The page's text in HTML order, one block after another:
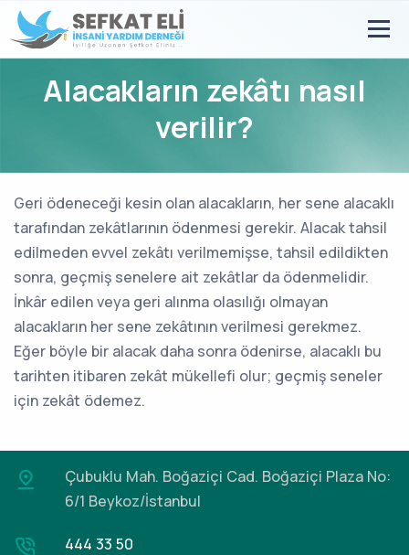
Alacakların zekâtı nasıl
verilir?
Geri ödeneceği kesin olan alacakların, her sene alacaklı
tarafından zekâtlarının ödenmesi gerekir. Alacak tahsil
edilmeden evvel zekâtı verilmemişse, tahsil edildikten
sonra, geçmiş senelere ait zekâtlar da ödenmelidir.
İnkâr edilen veya geri alınma olasılığı olmayan
alacakların her sene zekâtının verilmesi gerekmez.
Eğer böyle bir alacak daha sonra ödenirse, alacaklı bu
tarihten itibaren zekât mükellefi olur; geçmiş seneler
için zekât ödemez.
Çubuklu Mah. Boğaziçi Cad. Boğaziçi Plaza No:
6/1 Beykoz/İstanbul
444 33 50